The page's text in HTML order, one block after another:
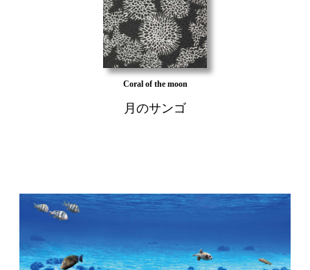
Coral of the moon
月のサンゴ